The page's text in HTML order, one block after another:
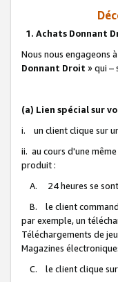
1. Achats Donnant
Nous nous engageons
Donnant Droit » qui –
(a) Lien spécial sur
i. un client clique sur
ii. au cours d'une
produit :
A. 24 heures se sont
B. le client
par exemple, un
Téléchargements de
Magazines
C. le client clique sur